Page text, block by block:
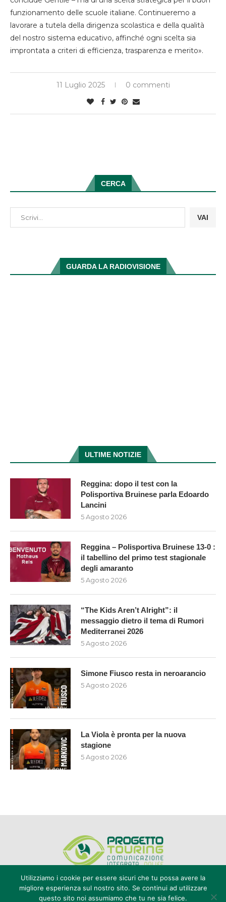
funzionamento delle scuole italiane. Continueremo a
lavorare a tutela della dirigenza scolastica e della qualità
del nostro sistema educativo, affinché ogni scelta sia
improntata a criteri di efficienza, trasparenza e merito».
11 Luglio 2025 0 commenti
CERCA
VAI
GUARDA LA RADIOVISIONE
ULTIME NOTIZIE
Reggina: dopo il test con la
Polisportiva Bruinese parla Edoardo
Lancini
5 Agosto 2026
Reggina – Polisportiva Bruinese 13-0 :
il tabellino del primo test stagionale
degli amaranto
5 Agosto 2026
“The Kids Aren’t Alright”: il
messaggio dietro il tema di Rumori
Mediterranei 2026
5 Agosto 2026
Simone Fiusco resta in neroarancio
5 Agosto 2026
La Viola è pronta per la nuova
stagione
5 Agosto 2026
Utilizziamo i cookie per essere sicuri che tu possa avere la
migliore esperienza sul nostro sito. Se continui ad utilizzare
questo sito noi assumiamo che tu ne sia felice.